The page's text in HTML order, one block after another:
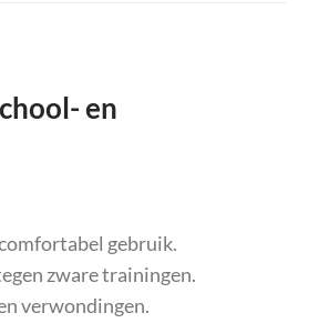
en
gebruik.
zware trainingen.
verwondingen.